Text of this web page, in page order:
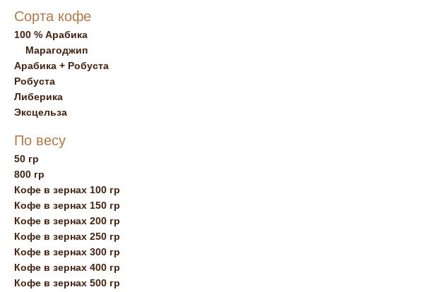
Сорта кофе
100 % Арабика
Марагоджип
Арабика + Робуста
Робуста
Либерика
Эксцельза
По весу
50 гр
800 гр
Кофе в зернах 100 гр
Кофе в зернах 150 гр
Кофе в зернах 200 гр
Кофе в зернах 250 гр
Кофе в зернах 300 гр
Кофе в зернах 400 гр
Кофе в зернах 500 гр